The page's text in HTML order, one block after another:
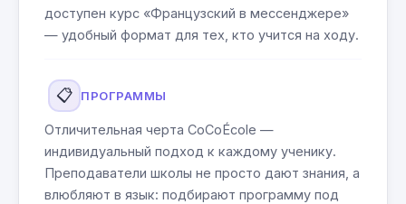
доступен курс «Французский в мессенджере»
— удобный формат для тех, кто учится на ходу.
📋 ПРОГРАММЫ
Отличительная черта CoCoÉcole —
индивидуальный подход к каждому ученику.
Преподаватели школы не просто дают знания, а
влюбляют в язык: подбирают программу под